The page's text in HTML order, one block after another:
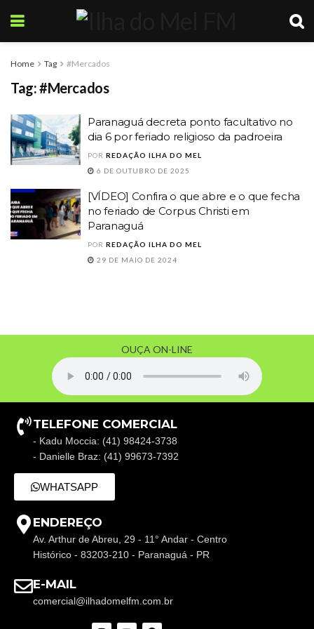
Home Tag #Mercados
Tag:#Mercados
Paranaguá decreta ponto facultativo no
dia 6 por feriado religioso da padroeira
POR REDAÇÃO ILHA DO MEL
6 DE OUTUBRO DE 2025
[VÍDEO] Confira o que abre e o que fecha
no feriado de Corpus Christi em
Paranaguá
POR REDAÇÃO ILHA DO MEL
29 DE MAIO DE 2024
OUÇA ON-LINE
TELEFONE COMERCIAL
- Kadu Moccia: (41) 98424-3738
- Danielle Braz: (41) 99673-7392
WHATSAPP
ENDEREÇO
Av. Arthur de Abreu, 29 - 11° Andar - Centro
Histórico - 83203-210 - Paranaguá - PR
E-MAIL
comercial@ilhadomelfm.com.br